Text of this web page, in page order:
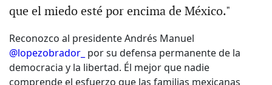
que el miedo esté por encima de México."
Reconozco al presidente Andrés Manuel
@lopezobrador_ por su defensa permanente de la
democracia y la libertad. Él mejor que nadie
comprende el esfuerzo que las familias mexicanas